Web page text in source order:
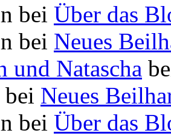
bei Über das
bei Neues
und Natascha
bei Neues
bei Über das